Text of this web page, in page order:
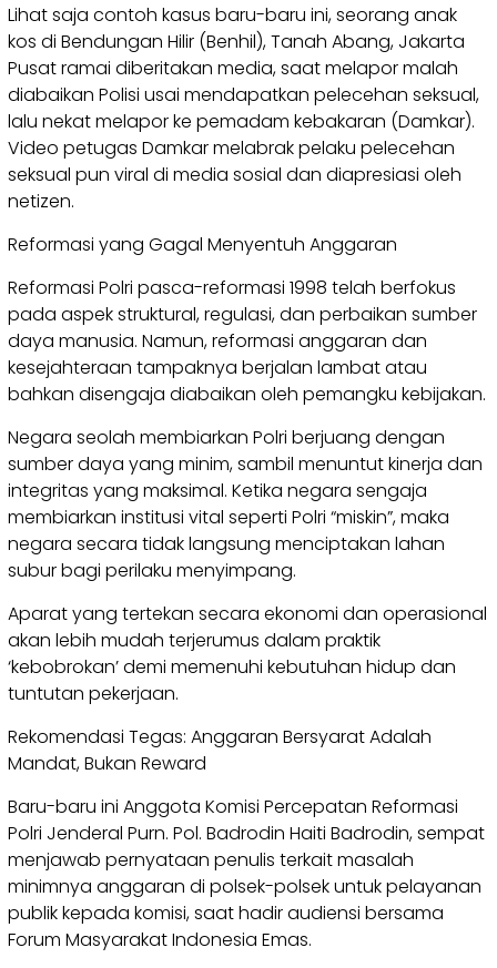
Lihat saja contoh kasus baru-baru ini, seorang anak
kos di Bendungan Hilir (Benhil), Tanah Abang, Jakarta
Pusat ramai diberitakan media, saat melapor malah
diabaikan Polisi usai mendapatkan pelecehan seksual,
lalu nekat melapor ke pemadam kebakaran (Damkar).
Video petugas Damkar melabrak pelaku pelecehan
seksual pun viral di media sosial dan diapresiasi oleh
netizen.
Reformasi yang Gagal Menyentuh Anggaran
Reformasi Polri pasca-reformasi 1998 telah berfokus
pada aspek struktural, regulasi, dan perbaikan sumber
daya manusia. Namun, reformasi anggaran dan
kesejahteraan tampaknya berjalan lambat atau
bahkan disengaja diabaikan oleh pemangku kebijakan.
Negara seolah membiarkan Polri berjuang dengan
sumber daya yang minim, sambil menuntut kinerja dan
integritas yang maksimal. Ketika negara sengaja
membiarkan institusi vital seperti Polri “miskin”, maka
negara secara tidak langsung menciptakan lahan
subur bagi perilaku menyimpang.
Aparat yang tertekan secara ekonomi dan operasional
akan lebih mudah terjerumus dalam praktik
‘kebobrokan’ demi memenuhi kebutuhan hidup dan
tuntutan pekerjaan.
Rekomendasi Tegas: Anggaran Bersyarat Adalah
Mandat, Bukan Reward
Baru-baru ini Anggota Komisi Percepatan Reformasi
Polri Jenderal Purn. Pol. Badrodin Haiti Badrodin, sempat
menjawab pernyataan penulis terkait masalah
minimnya anggaran di polsek-polsek untuk pelayanan
publik kepada komisi, saat hadir audiensi bersama
Forum Masyarakat Indonesia Emas.